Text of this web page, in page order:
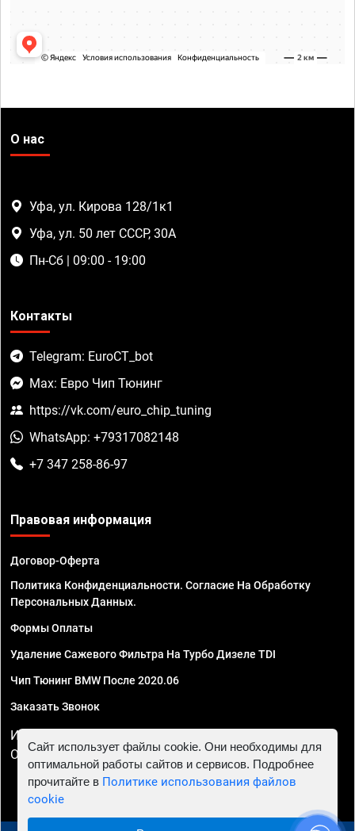
О нас
Уфа, ул. Кирова 128/1к1
Уфа, ул. 50 лет СССР, 30А
Пн-Сб | 09:00 - 19:00
Контакты
Telegram: EuroCT_bot
Max: Евро Чип Тюнинг
https://vk.com/euro_chip_tuning
WhatsApp: +79317082148
+7 347 258-86-97
Правовая информация
Договор-Оферта
Политика Конфиденциальности. Согласие На Обработку
Персональных Данных.
Формы Оплаты
Удаление Сажевого Фильтра На Турбо Дизеле TDI
Чип Тюнинг BMW После 2020.06
Заказать Звонок
ИП Смирнов Георгий Павлович. ИНН 781302555843,
ОГРНИП 324470400032610
Сайт использует файлы cookie. Они необходимы для
оптимальной работы сайтов и сервисов. Подробнее
прочитайте в Политике использования файлов
cookie